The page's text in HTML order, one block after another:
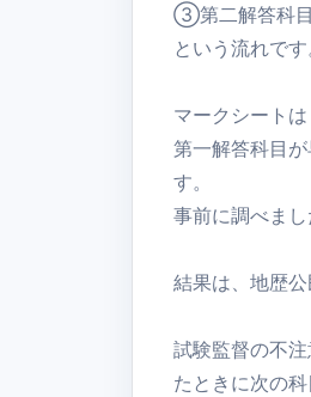
③第二解答科
という流れです
マークシート
第一解答科目が
す。
事前に調べま
結果は、地歴公
試験監督の不
たときに次の